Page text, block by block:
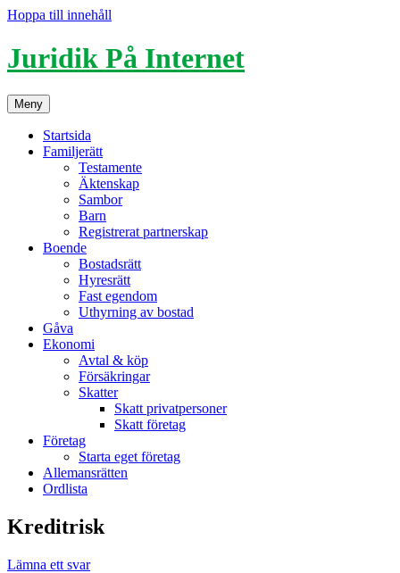
Hoppa till innehåll
Juridik På Internet
Meny
Startsida
Familjerätt
Testamente
Äktenskap
Sambor
Barn
Registrerat partnerskap
Boende
Bostadsrätt
Hyresrätt
Fast egendom
Uthyrning av bostad
Gåva
Ekonomi
Avtal & köp
Försäkringar
Skatter
Skatt privatpersoner
Skatt företag
Företag
Starta eget företag
Allemansrätten
Ordlista
Kreditrisk
Lämna ett svar